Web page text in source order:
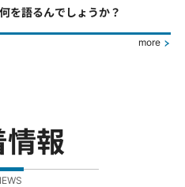
を語るんでしょうか？
more
報